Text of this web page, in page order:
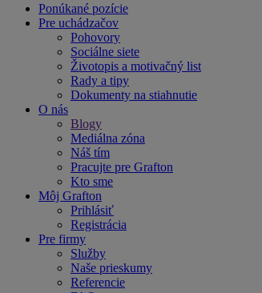
Ponúkané pozície
Pre uchádzačov
Pohovory
Sociálne siete
Životopis a motivačný list
Rady a tipy
Dokumenty na stiahnutie
O nás
Blogy
Mediálna zóna
Náš tím
Pracujte pre Grafton
Kto sme
Môj Grafton
Prihlásiť
Registrácia
Pre firmy
Služby
Naše prieskumy
Referencie